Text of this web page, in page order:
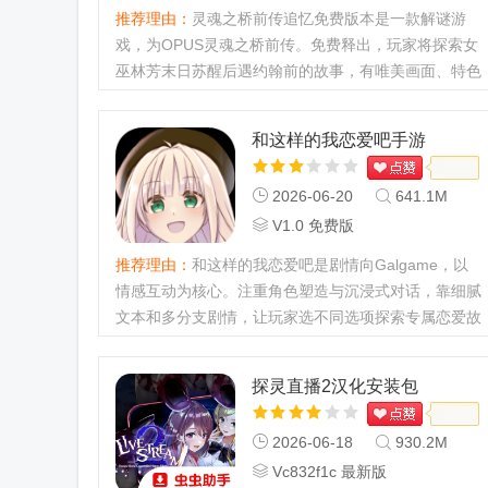
推荐理由： 灵魂之桥前传追忆免费版本是一款解谜游
戏，为OPUS灵魂之桥前传。免费释出，玩家将探索女
巫林芳末日苏醒后遇约翰前的故事，有唯美画面、特色
击回忆开始；2、游戏开...和这样的我恋爱吧手游
2026-06-20
641.1M
V1.0 免费版
推荐理由： 和这样的我恋爱吧是剧情向Galgame，以
情感互动为核心。注重角色塑造与沉浸式对话，靠细腻
文本和多分支剧情，让玩家选不同选项探索专属恋爱故
线】备受期待的乙女向...探灵直播2汉化安装包
2026-06-18
930.2M
Vc832f1c 最新版